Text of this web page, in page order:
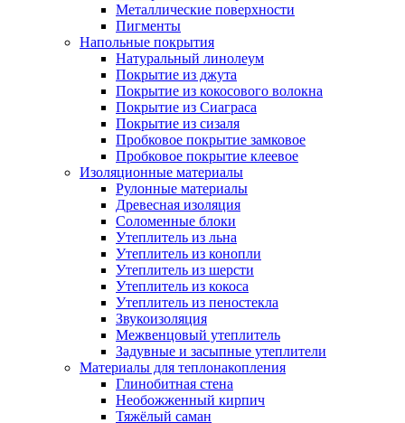
Металлические поверхности
Пигменты
Напольные покрытия
Натуральный линолеум
Покрытие из джута
Покрытие из кокосового волокна
Покрытие из Сиаграса
Покрытие из сизаля
Пробковое покрытие замковое
Пробковое покрытие клеевое
Изоляционные материалы
Рулонные материалы
Древесная изоляция
Соломенные блоки
Утеплитель из льна
Утеплитель из конопли
Утеплитель из шерсти
Утеплитель из кокоса
Утеплитель из пеностекла
Звукоизоляция
Межвенцовый утеплитель
Задувные и засыпные утеплители
Материалы для теплонакопления
Глинобитная стена
Необожженный кирпич
Тяжёлый саман